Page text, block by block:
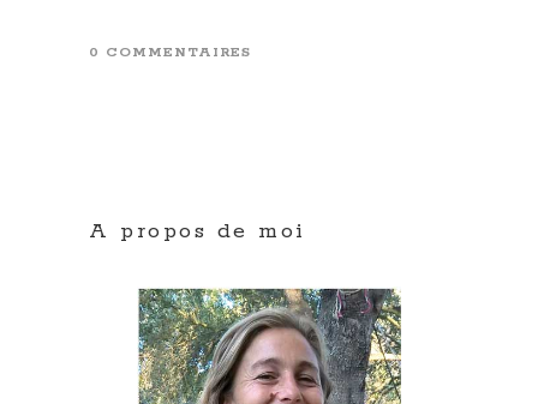
0 COMMENTAIRES
A propos de moi